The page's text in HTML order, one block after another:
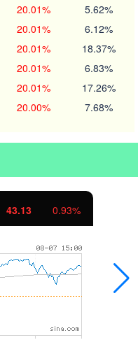
20.01% 5.62%
20.01% 6.12%
20.01% 18.37%
20.01% 6.83%
20.01% 17.26%
20.00% 7.68%
11.37 1.01%